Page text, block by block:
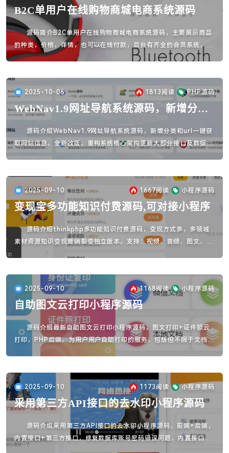
B2C单用户在线购物商城电商系统源码
源码简介B2C单用户在线购物商城电商系统源码，主要展示商品
的种类，价格，详情，也可以在线付款，后台有齐全的会员系统，下
单系统，注册系统和付款系统，但是您要先准备申请好支付的密钥，
2025-10-06 1813 阅读 PHP源码
WebNav1.9网址导航系统源码，新增分类
和url一键获取网站信息
源码介绍WebNav1.9网址导航系统源码，新增分类和url一键获
取网站信息。全新改版，重构系统核心架构更新大部分接口及数据库
结构。源码安装方法php版本7.0-7.4安装fileinfo扩展安装按成重
2025-09-10 1667阅读 小程序源码
变现宝多功能知识付费源码,可对接小程序
源码介绍thinkphp多功能知识付费源码，变现方式多，多领域
素材资源知识变现营销裂变独立版本。支持：视频、音频、图文、文
费下载付费古观看等变现模式。实现流量互导，多渠道变现。可以独
立部署，并绑定自有独立域名，没有域名限制。
2025-09-10 1168阅读 小程序源码
自助图文云打印小程序源码
源码介绍最新自助图文云打印小程序源码，图文打印+证件照云
打印，PHP后端。为用户用户自助打印的服务，包括但不限于文档、
图片、表格等多种格式的文件。此外，它们还提供了诸如美颜、换
管理。
2025-09-10
1173阅读 小程序源码
采用第三方API接口的去水印小程序源码
源码介绍采用第三方API接口的去水印小程序源码，前端+后端，
内置接口+第三方接口，修复数据库账号密码错误问题，内置接口支
持替换第三方接口，文件挺全的，可以添加流量主代码，搭建需要准